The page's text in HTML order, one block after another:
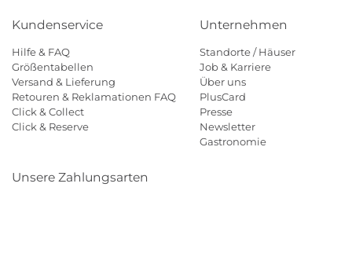
Kundenservice
Hilfe & FAQ
Größentabellen
Versand & Lieferung
Retouren & Reklamationen FAQ
Click & Collect
Click & Reserve
Unternehmen
Standorte / Häuser
Job & Karriere
Über uns
PlusCard
Presse
Newsletter
Gastronomie
Unsere Zahlungsarten